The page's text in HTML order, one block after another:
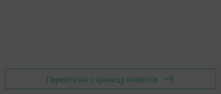
Перейти на страницу новости